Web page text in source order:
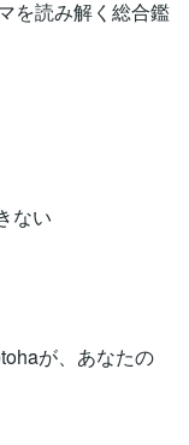
を読み解く総合鑑
ない
が、あなたの